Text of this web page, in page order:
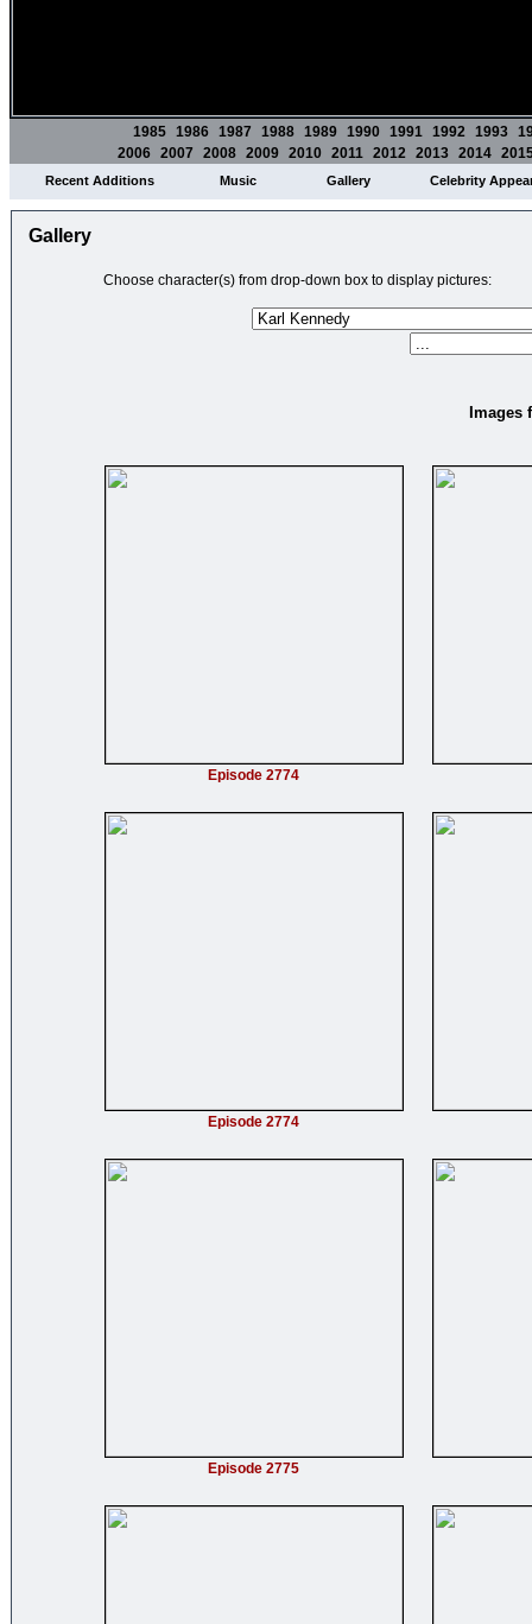
1985 1986 1987 1988 1989 1990 1991 1992 1993
2006 2007 2008 2009 2010 2011 2012 2013 2014
Recent Additions Music Gallery Celebrity
Gallery
Choose character(s) from drop-down box to display pictures:
Images
Episode 2774
Episode 2774
Episode 2775